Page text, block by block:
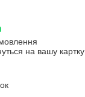
на вашу картку